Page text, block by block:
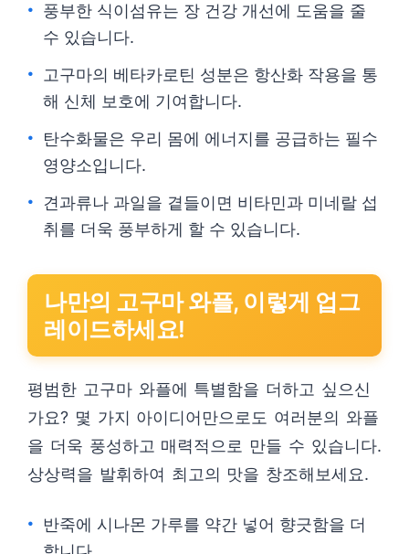
풍부한 식이섬유는 장 건강 개선에 도움을 줄
수 있습니다.
고구마의 베타카로틴 성분은 항산화 작용을 통
해 신체 보호에 기여합니다.
탄수화물은 우리 몸에 에너지를 공급하는 필수
영양소입니다.
견과류나 과일을 곁들이면 비타민과 미네랄 섭
취를 더욱 풍부하게 할 수 있습니다.
나만의 고구마 와플, 이렇게 업그
레이드하세요!
평범한 고구마 와플에 특별함을 더하고 싶으신
가요? 몇 가지 아이디어만으로도 여러분의 와플
을 더욱 풍성하고 매력적으로 만들 수 있습니다.
상상력을 발휘하여 최고의 맛을 창조해보세요.
반죽에 시나몬 가루를 약간 넣어 향긋함을 더